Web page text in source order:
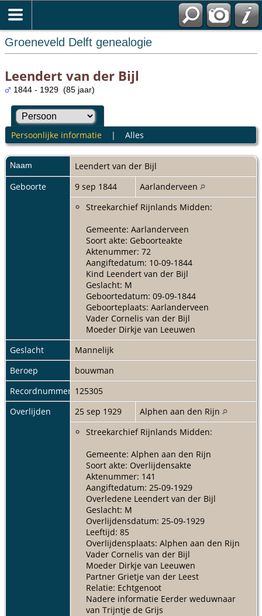
Groeneveld Delft genealogie
Leendert van der Bijl
1844 - 1929 (85 jaar)
Persoonlijke informatie| Alles
Naam Leendert van der Bijl
Geboorte
9 sep 1844
Aarlanderveen
Streekarchief Rijnlands Midden:
Gemeente: Aarlanderveen
Soort akte: Geboorteakte
Aktenummer: 72
Aangiftedatum: 10-09-1844
Kind Leendert van der Bijl
Geslacht: M
Geboortedatum: 09-09-1844
Geboorteplaats: Aarlanderveen
Vader Cornelis van der Bijl
Moeder Dirkje van Leeuwen
Geslacht
Mannelijk
Beroep
bouwman
Recordnummer 125305
Overlijden
25 sep 1929
Alphen aan den Rijn
Streekarchief Rijnlands Midden:
Gemeente: Alphen aan den Rijn
Soort akte: Overlijdensakte
Aktenummer: 141
Aangiftedatum: 25-09-1929
Overledene Leendert van der Bijl
Geslacht: M
Overlijdensdatum: 25-09-1929
Leeftijd: 85
Overlijdensplaats: Alphen aan den Rijn
Vader Cornelis van der Bijl
Moeder Dirkje van Leeuwen
Partner Grietje van der Leest
Relatie: Echtgenoot
Nadere informatie Eerder weduwnaar
van Trijntje de Grijs